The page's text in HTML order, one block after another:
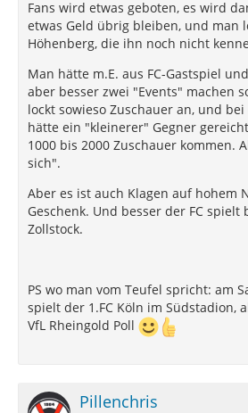
Fans wird etwas geboten, es wird
etwas Geld übrig bleiben, und man
Höhenberg, die ihn noch nicht
Man hätte m.E. aus FC-Gastspiel
aber besser zwei "Events" machen
lockt sowieso Zuschauer an, und
hätte ein "kleinerer" Gegner
1000 bis 2000 Zuschauer kommen.
sich".
Aber es ist auch Klagen auf hohem
Geschenk. Und besser der FC spielt
Zollstock.
PS wo man vom Teufel spricht: am
spielt der 1.FC Köln im Südstadion,
VfL Rheingold Poll
Pillenchris